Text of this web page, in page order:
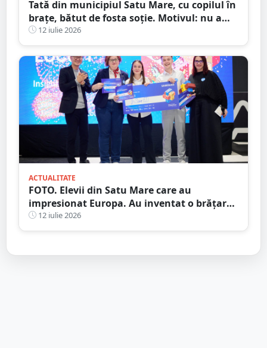
Tată din municipiul Satu Mare, cu copilul în
brațe, bătut de fosta soție. Motivul: nu a
vrut să meargă în excursie
12 iulie 2026
ACTUALITATE
FOTO. Elevii din Satu Mare care au
impresionat Europa. Au inventat o brățară
inteligentă pentru colegii nevăzători
12 iulie 2026